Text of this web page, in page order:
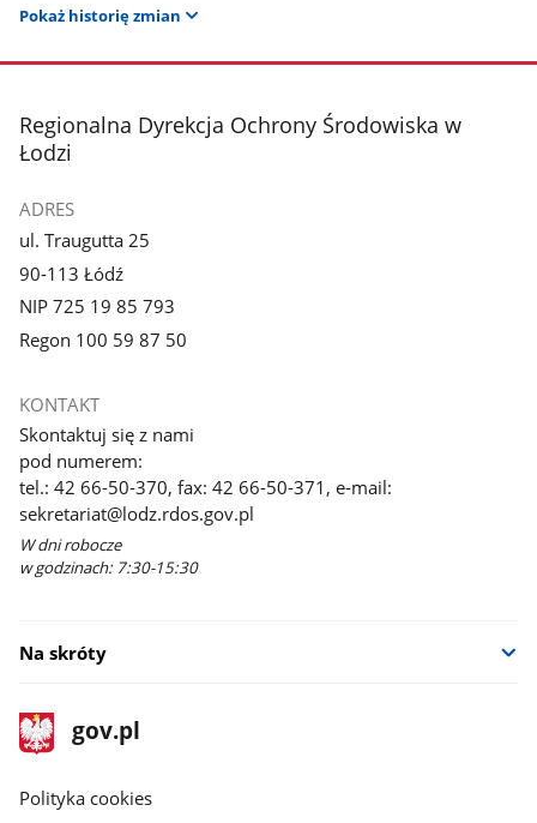
Pokaż historię zmian
stopka
Regionalna Dyrekcja Ochrony Środowiska w
Łodzi
ADRES
ul. Traugutta 25
90-113 Łódź
NIP 725 19 85 793
Regon 100 59 87 50
KONTAKT
Skontaktuj się z nami
pod numerem:
tel.: 42 66-50-370, fax: 42 66-50-371, e-mail:
sekretariat@lodz.rdos.gov.pl
W dni robocze
w godzinach: 7:30-15:30
Na skróty
stopka
gov.pl
Strona
gov.pl
gov.pl
Polityka cookies